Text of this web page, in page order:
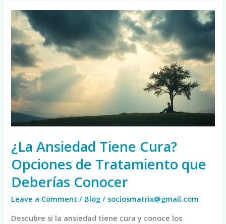
¿La Ansiedad Tiene Cura?
Opciones de Tratamiento que
Deberías Conocer
Leave a Comment / Blog / sociosmatrix@gmail.com
Descubre si la ansiedad tiene cura y conoce los
¿La
Ansiedad
Tiene
Cura?
Opciones
Tratamiento
que
Deberías